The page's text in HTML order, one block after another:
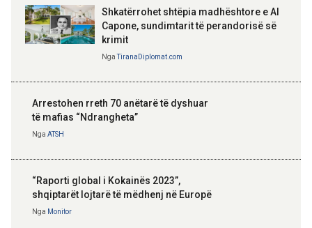
Shkatërrohet shtëpia madhështore e Al
Capone, sundimtarit të perandorisë së
krimit
NgaTiranaDiplomat.com
Arrestohen rreth 70 anëtarë të dyshuar
të mafias “Ndrangheta”
Nga ATSH
“Raporti global i Kokainës 2023”,
shqiptarët lojtarë të mëdhenj në Europë
Nga Monitor